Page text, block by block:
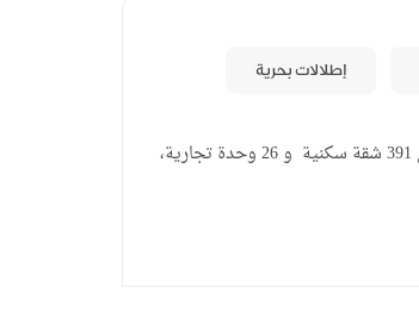
إطلالات بحرية
تم بناء المشروع على مساحة 22.274 متر مربع، يتكون من 5 بلوكات ويحتوي على 391 شقة سكنية و 26 وحدة تجارية،